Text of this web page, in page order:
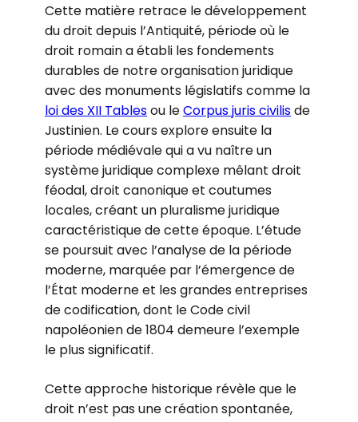
Cette matière retrace le développement
du droit depuis l’Antiquité, période où le
droit romain a établi les fondements
durables de notre organisation juridique
avec des monuments législatifs comme la
loi des XII Tablesou leCorpus juris civilisde
Justinien. Le cours explore ensuite la
période médiévale qui a vu naître un
système juridique complexe mêlant droit
féodal, droit canonique et coutumes
locales, créant un pluralisme juridique
caractéristique de cette époque. L’étude
se poursuit avec l’analyse de la période
moderne, marquée par l’émergence de
l’État moderne et les grandes entreprises
de codification, dont le Code civil
napoléonien de 1804 demeure l’exemple
le plus significatif.
Cette approche historique révèle que le
droit n’est pas une création spontanée,